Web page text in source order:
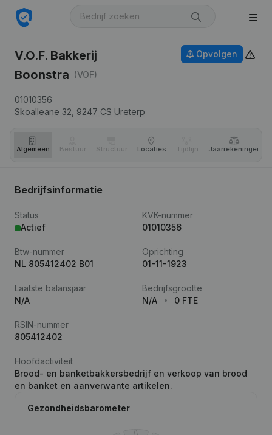
V.O.F. Bakkerij
Boonstra (VOF)
01010356
Skoalleane 32, 9247 CS Ureterp
Opvolgen
Algemeen Bestuur Structuur Locaties Tijdlijn Jaar­rekeningen
Bedrijfsinformatie
Status
Actief
KVK-nummer
01010356
Btw-nummer
NL 805412402 B01
Oprichting
01-11-1923
Laatste balansjaar
N/A
Bedrijfsgrootte
N/A
0 FTE
RSIN-nummer
805412402
Hoofdactiviteit
Brood- en banketbakkersbedrijf en verkoop van brood
en banket en aanverwante artikelen.
Gezondheidsbarometer